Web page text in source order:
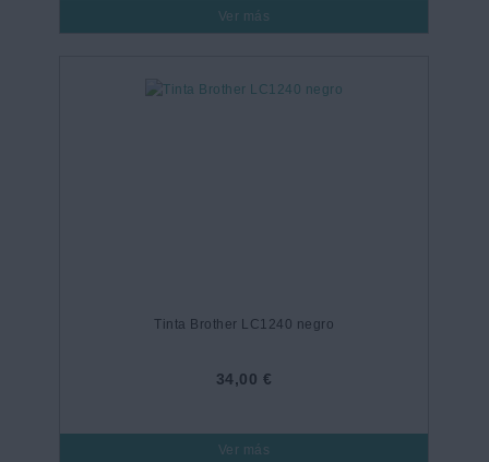
Ver más
Tinta Brother LC1240 negro
34,00 €
Ver más